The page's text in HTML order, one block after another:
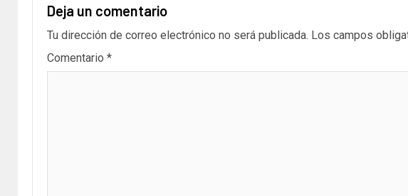
Deja un comentario
Tu dirección de correo electrónico no será publicada. Los campos
Comentario *